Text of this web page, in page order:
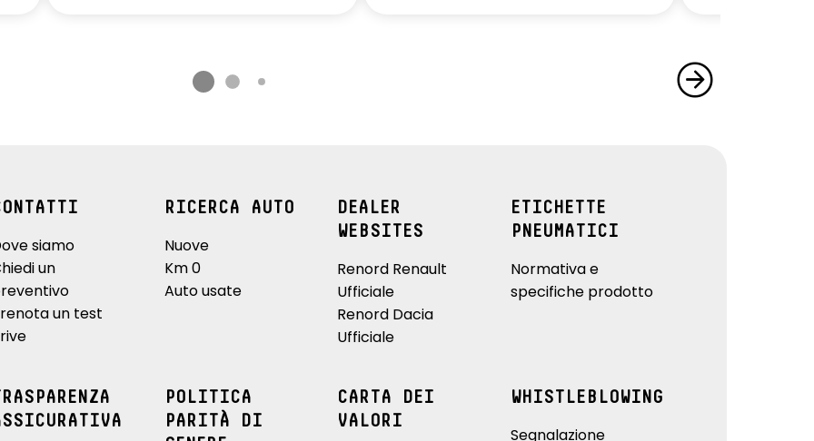
siamo
un
un test
RICERCA AUTO
Nuove
Km 0
Auto usate
DEALER
WEBSITES
Renord Renault
Ufficiale
Renord Dacia
Ufficiale
ETICHETTE
PNEUMATICI
Normativa e
specifiche prodotto
POLITICA
PARITÀ DI
CARTA DEI
VALORI
WHISTLEBLOWING
Segnalazione